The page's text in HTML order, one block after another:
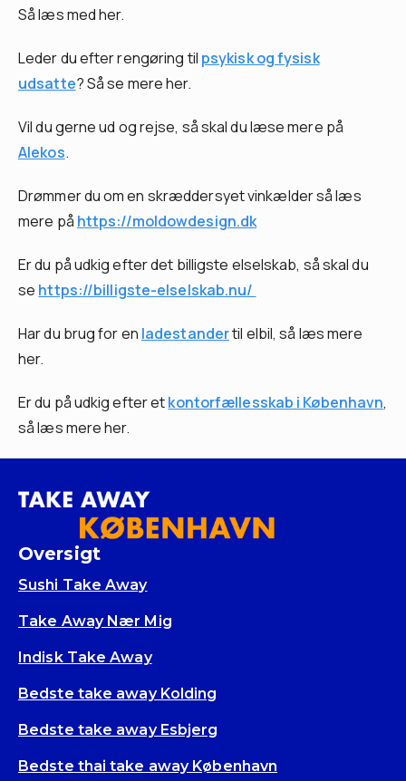
Så læs med her.
Leder du efter rengøring til psykisk og fysisk
udsatte? Så se mere her.
Vil du gerne ud og rejse, så skal du læse mere på
Alekos.
Drømmer du om en skræddersyet vinkælder så læs
mere på https://moldowdesign.dk
Er du på udkig efter det billigste elselskab, så skal du
se https://billigste-elselskab.nu/
Har du brug for en ladestandertil elbil, så læs mere
her.
Er du på udkig efter etkontorfællesskab i København,
så læs mere her.
Oversigt
Sushi Take Away
Take Away Nær Mig
Indisk Take Away
Bedste take away Kolding
Bedste take away Esbjerg
Bedste thai take away København